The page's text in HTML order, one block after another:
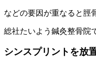
などの要因が重なると脛
総社たいよう鍼灸整骨院
シンスプリントを放